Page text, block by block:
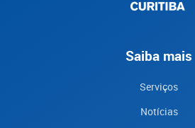
Saiba mais
Serviços
Notícias